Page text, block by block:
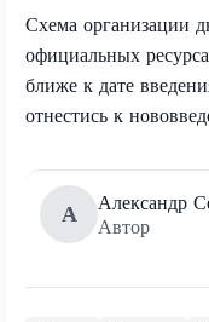
Схема организации
официальных
ближе к дате
отнестись к
А
Александр
Автор